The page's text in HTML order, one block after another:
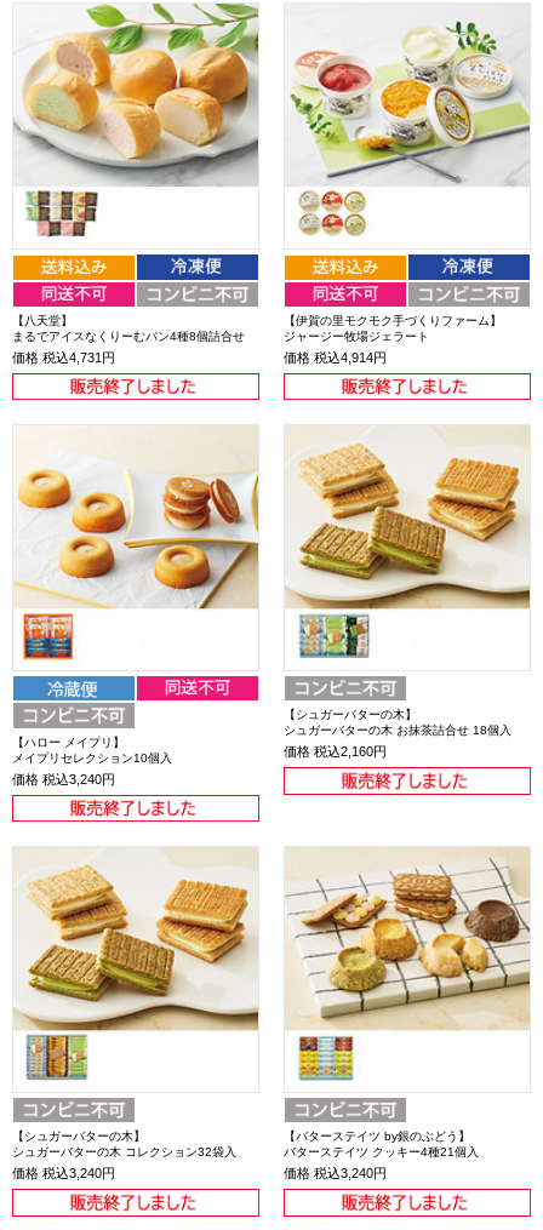
【八天堂】
まるでアイスなくりーむパン4種8個詰合せ
価格 税込4,731円
【伊賀の里モクモク手づくりファーム】
ジャージー牧場ジェラート
価格 税込4,914円
【ハロー メイプリ】
メイプリセレクション10個入
価格 税込3,240円
【シュガーバターの木】
シュガーバターの木 お抹茶詰合せ 18個入
価格 税込2,160円
【シュガーバターの木】
シュガーバターの木 コレクション32袋入
価格 税込3,240円
【バターステイツ by銀のぶどう】
バターステイツ クッキー4種21個入
価格 税込3,240円